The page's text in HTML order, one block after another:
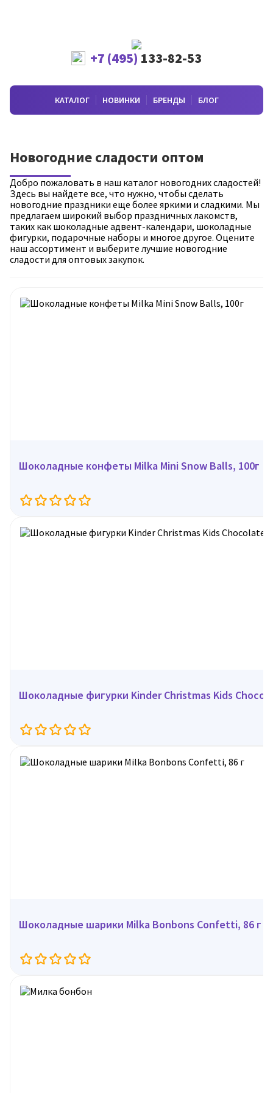
+7 (495) 133-82-53
КАТАЛОГ НОВИНКИ БРЕНДЫ БЛОГ
Новогодние сладости оптом
Добро пожаловать в наш каталог новогодних сладостей!
Здесь вы найдете все, что нужно, чтобы сделать
новогодние праздники еще более яркими и сладкими. Мы
предлагаем широкий выбор праздничных лакомств,
таких как шоколадные адвент-календари, шоколадные
фигурки, подарочные наборы и многое другое. Оцените
наш ассортимент и выберите лучшие новогодние
сладости для оптовых закупок.
Шоколадные конфеты Milka Mini Snow Balls, 100г
Шоколадные фигурки Kinder Christmas Kids
Шоколадные шарики Milka Bonbons Confetti, 86 г